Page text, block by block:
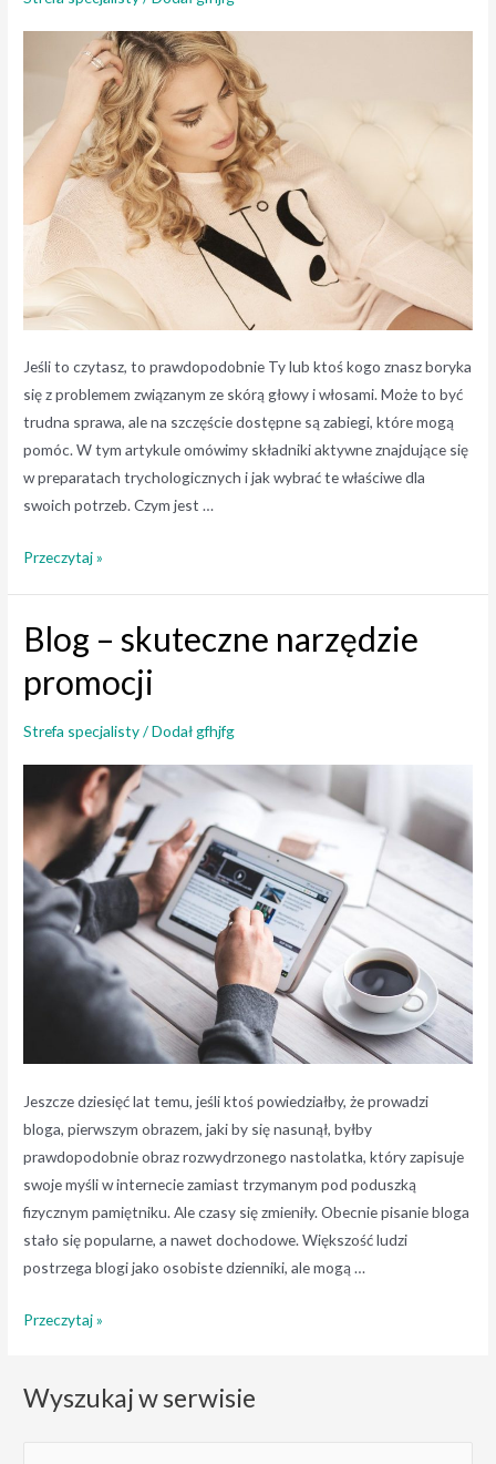
Jeśli to czytasz, to prawdopodobnie Ty lub ktoś kogo znasz boryka
się z problemem związanym ze skórą głowy i włosami. Może to być
trudna sprawa, ale na szczęście dostępne są zabiegi, które mogą
pomóc. W tym artykule omówimy składniki aktywne znajdujące się
w preparatach trychologicznych i jak wybrać te właściwe dla
swoich potrzeb. Czym jest …
Składniki
trychologii,
jak
wybierać
kuracji
Przeczytaj »
Blog – skuteczne narzędzie
promocji
Strefa specjalisty/ Dodałgfhjfg
Jeszcze dziesięć lat temu, jeśli ktoś powiedziałby, że prowadzi
bloga, pierwszym obrazem, jaki by się nasunął, byłby
prawdopodobnie obraz rozwydrzonego nastolatka, który zapisuje
swoje myśli w internecie zamiast trzymanym pod poduszką
fizycznym pamiętniku. Ale czasy się zmieniły. Obecnie pisanie bloga
stało się popularne, a nawet dochodowe. Większość ludzi
postrzega blogi jako osobiste dzienniki, ale mogą …
Blog
narzędzie
Przeczytaj »
Wyszukaj w serwisie